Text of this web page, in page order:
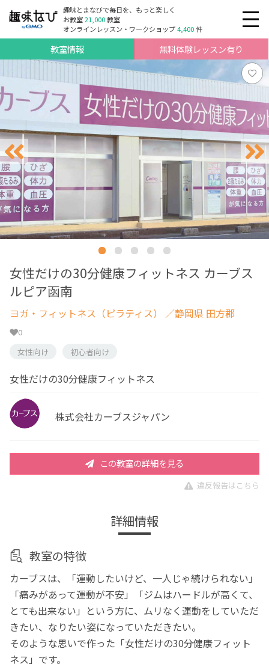
趣味とまなびで毎日を、もっと楽しく
お教室21,000教室
オンラインレッスン・ワークショップ4,400件
教室情報 無料体験レッスン有り
女性だけの30分健康フィットネス カーブス
ルピア函南
ヨガ・フィットネス（ピラティス） ／静岡県 田方郡
0
女性向け
初心者向け
女性だけの30分健康フィットネス
株式会社カーブスジャパン
この教室の詳細を見る
違反報告はこちら
詳細情報
教室の特徴
カーブスは、「運動したいけど、一人じゃ続けられない」
「痛みがあって運動が不安」「ジムはハードルが高くて、
とても出来ない」という方に、ムリなく運動をしていただ
きたい、なりたい姿になっていただきたい。
そのような思いで作った「女性だけの30分健康フィット
ネス」です。